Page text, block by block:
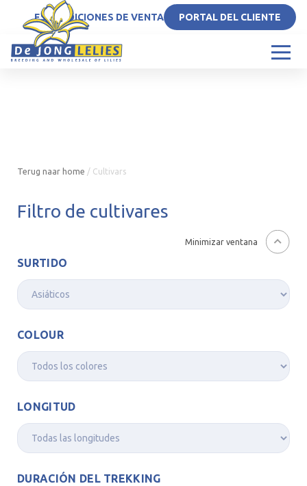
ESCONDICIONES DE VENTA PORTAL DEL CLIENTE
Terug naar home / Cultivars
Filtro de cultivares
Minimizar ventana
SURTIDO
COLOUR
LONGITUD
DURACIÓN DEL TREKKING